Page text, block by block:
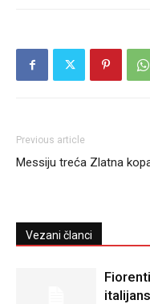
Previous article
Messiju treća Zlatna
Vezani članci